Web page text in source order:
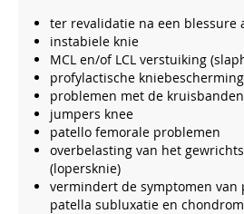
ter revalidatie na een blessure
instabiele knie
MCL en/of LCL verstuiking
profylactische
problemen met de kruisbanden
jumpers knee
patello femorale problemen
overbelasting van het
(lopersknie)
vermindert de symptomen
patella subluxatie en